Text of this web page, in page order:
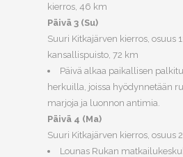
kierros, 46 km
Päivä 3 (Su)
Suuri Kitkajärven kierros, osuus
kansallispuisto, 72 km
Päivä alkaa paikallisen
herkuilla, joissa hyödynnetään
marjoja ja luonnon antimia.
Päivä 4 (Ma)
Suuri Kitkajärven kierros, osuus
Lounas Rukan